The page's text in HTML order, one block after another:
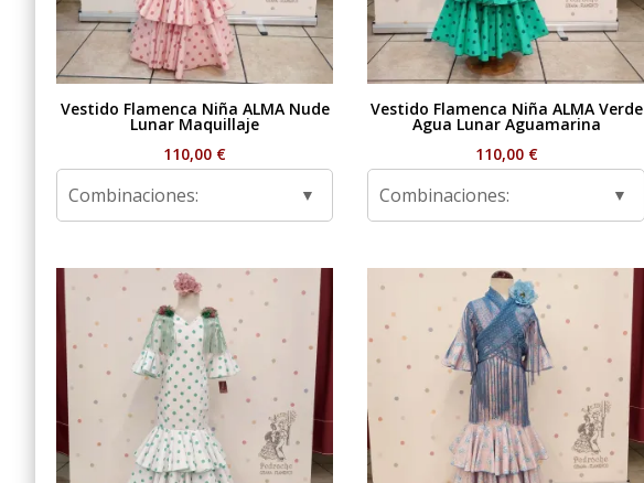
Vestido Flamenca Niña ALMA Nude
Lunar Maquillaje
110,00 €
Combinaciones:
Vestido Flamenca Niña ALMA Verde
Agua Lunar Aguamarina
110,00 €
Combinaciones: